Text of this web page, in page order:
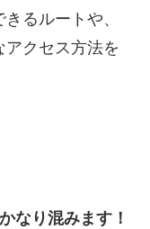
るルートや、
クセス方法を
なり混みます！